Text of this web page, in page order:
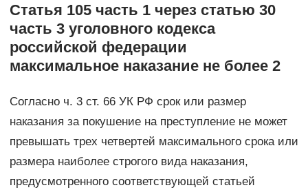
Статья 105 часть 1 через статью 30
часть 3 уголовного кодекса
российской федерации
максимальное наказание не более 2
Согласно ч. 3 ст. 66 УК РФ срок или размер
наказания за покушение на преступление не может
превышать трех четвертей максимального срока или
размера наиболее строгого вида наказания,
предусмотренного соответствующей статьей